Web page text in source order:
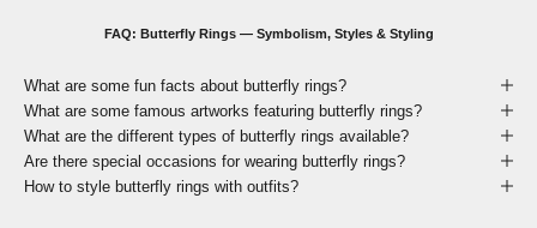
FAQ: Butterfly Rings — Symbolism, Styles & Styling
What are some fun facts about butterfly rings?
What are some famous artworks featuring butterfly rings?
What are the different types of butterfly rings available?
Are there special occasions for wearing butterfly rings?
How to style butterfly rings with outfits?